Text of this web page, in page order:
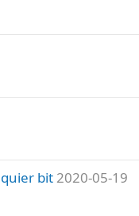
bit 2020-05-19